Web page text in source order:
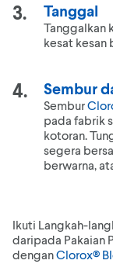
Tanggal
Tanggalkan
kesat kesan
Sembur
Sembur
pada fabrik
kotoran.
segera
berwarna,
Ikuti Langkah-
daripada Pakaian
denganClorox®